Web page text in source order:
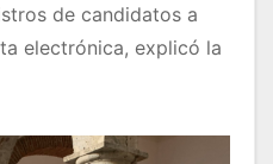
de candidatos a
electrónica, explicó la